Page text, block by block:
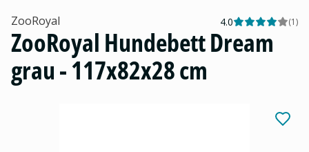
ZooRoyal 4.0 (1)
ZooRoyal Hundebett Dream
grau - 117x82x28 cm